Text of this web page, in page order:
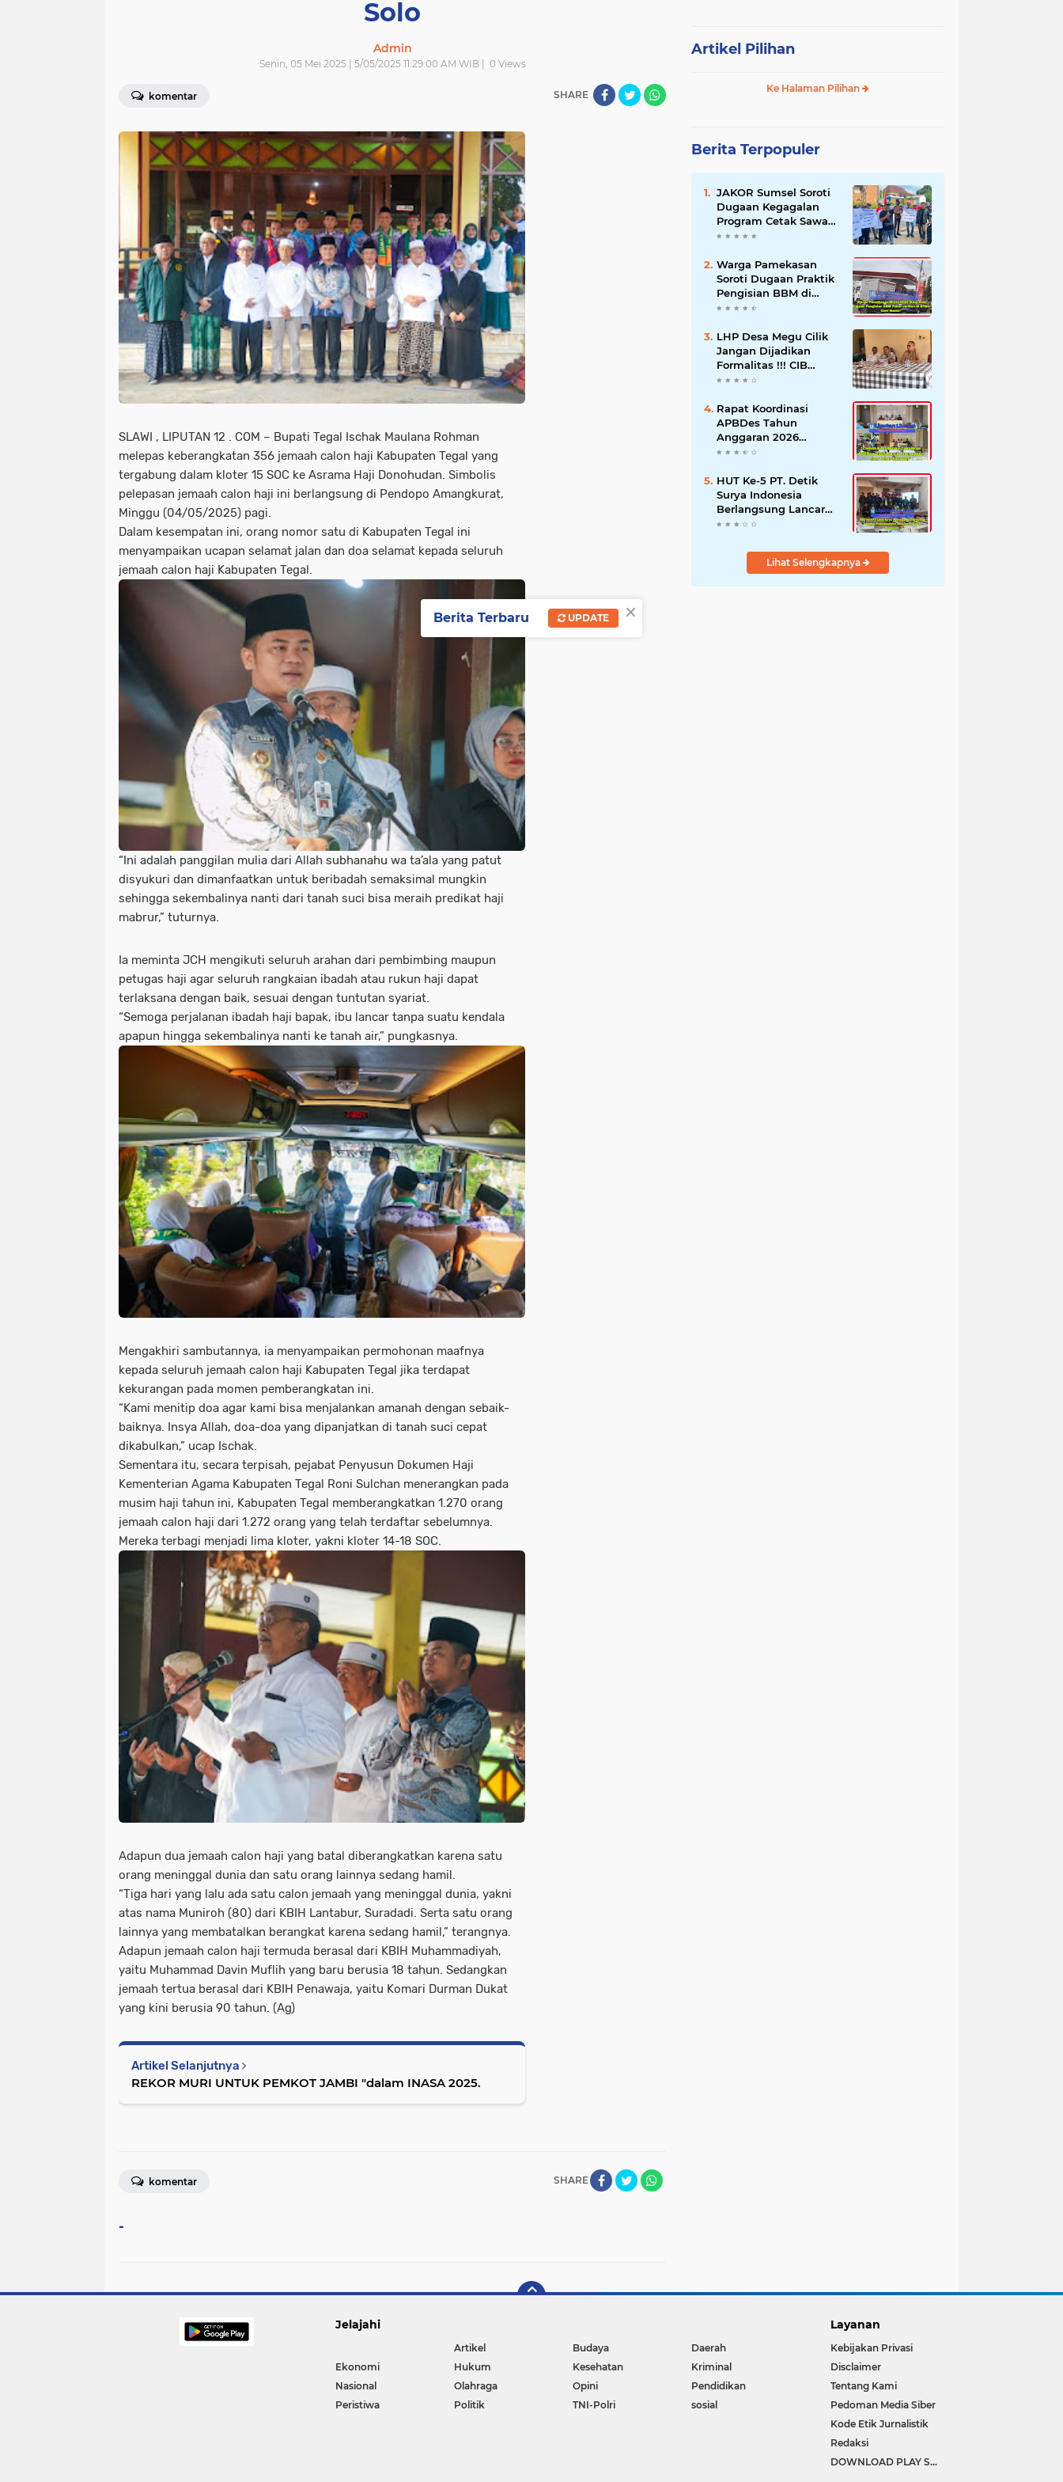
Solo
Admin
Senin, 05 Mei 2025 | 5/05/2025 11:29:00 AM WIB | 0Views
komentar SHARE
SLAWI , LIPUTAN 12 . COM – Bupati Tegal Ischak Maulana Rohman
melepas keberangkatan 356 jemaah calon haji Kabupaten Tegal yang
tergabung dalam kloter 15 SOC ke Asrama Haji Donohudan. Simbolis
pelepasan jemaah calon haji ini berlangsung di Pendopo Amangkurat,
Minggu (04/05/2025) pagi.
Dalam kesempatan ini, orang nomor satu di Kabupaten Tegal ini
menyampaikan ucapan selamat jalan dan doa selamat kepada seluruh
jemaah calon haji Kabupaten Tegal.
“Ini adalah panggilan mulia dari Allah subhanahu wa ta’ala yang patut
disyukuri dan dimanfaatkan untuk beribadah semaksimal mungkin
sehingga sekembalinya nanti dari tanah suci bisa meraih predikat haji
mabrur,” tuturnya.
Ia meminta JCH mengikuti seluruh arahan dari pembimbing maupun
petugas haji agar seluruh rangkaian ibadah atau rukun haji dapat
terlaksana dengan baik, sesuai dengan tuntutan syariat.
“Semoga perjalanan ibadah haji bapak, ibu lancar tanpa suatu kendala
apapun hingga sekembalinya nanti ke tanah air,” pungkasnya.
Mengakhiri sambutannya, ia menyampaikan permohonan maafnya
kepada seluruh jemaah calon haji Kabupaten Tegal jika terdapat
kekurangan pada momen pemberangkatan ini.
“Kami menitip doa agar kami bisa menjalankan amanah dengan sebaik-
baiknya. Insya Allah, doa-doa yang dipanjatkan di tanah suci cepat
dikabulkan,” ucap Ischak.
Sementara itu, secara terpisah, pejabat Penyusun Dokumen Haji
Kementerian Agama Kabupaten Tegal Roni Sulchan menerangkan pada
musim haji tahun ini, Kabupaten Tegal memberangkatkan 1.270 orang
jemaah calon haji dari 1.272 orang yang telah terdaftar sebelumnya.
Mereka terbagi menjadi lima kloter, yakni kloter 14-18 SOC.
Adapun dua jemaah calon haji yang batal diberangkatkan karena satu
orang meninggal dunia dan satu orang lainnya sedang hamil.
“Tiga hari yang lalu ada satu calon jemaah yang meninggal dunia, yakni
atas nama Muniroh (80) dari KBIH Lantabur, Suradadi. Serta satu orang
lainnya yang membatalkan berangkat karena sedang hamil,” terangnya.
Adapun jemaah calon haji termuda berasal dari KBIH Muhammadiyah,
yaitu Muhammad Davin Muflih yang baru berusia 18 tahun. Sedangkan
jemaah tertua berasal dari KBIH Penawaja, yaitu Komari Durman Dukat
yang kini berusia 90 tahun. (Ag)
Artikel Selanjutnya
REKOR MURI UNTUK PEMKOT JAMBI "dalam INASA 2025.
SHARE
komentar
-
Artikel Pilihan
Ke Halaman Pilihan
Berita Terpopuler
JAKOR Sumsel Soroti
Dugaan Kegagalan
Program Cetak Sawah
Rp105 Miliar di Ogan
Pertanian Mundur
Warga Pamekasan
Soroti Dugaan Praktik
Pengisian BBM di
SPBU Cem Manis,
Pengawasan
LHP Desa Megu Cilik
Jangan Dijadikan
Formalitas !!! CIB
Desak Inspektorat
dan Hentikan Dugaan
Permainan Oknum
Rapat Koordinasi
APBDes Tahun
Anggaran 2026
Semester II,
Sokobanah Libatkan 12
Desa
HUT Ke-5 PT. Detik
Surya Indonesia
Berlangsung Lancar
dan Profesional,
Wartawan
Lihat Selengkapnya
Jelajahi
Artikel Budaya
Daerah
Ekonomi
Hukum Kesehatan
Kriminal
Nasional
Olahraga Opini
Pendidikan
Peristiwa
Politik TNI-Polri sosial
Layanan
Kebijakan Privasi
Disclaimer
Tentang Kami
Pedoman Media Siber
Kode Etik Jurnalistik
Redaksi
DOWNLOAD PLAY STORE
×
Berita Terbaru UPDATE